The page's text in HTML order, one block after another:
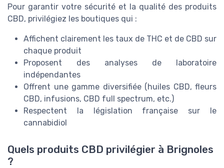
Pour garantir votre sécurité et la qualité des produits
CBD, privilégiez les boutiques qui :
Affichent clairement les taux de THC et de CBD sur
chaque produit
Proposent des analyses de laboratoire
indépendantes
Offrent une gamme diversifiée (huiles CBD, fleurs
CBD, infusions, CBD full spectrum, etc.)
Respectent la législation française sur le
cannabidiol
Quels produits CBD privilégier à Brignoles
?